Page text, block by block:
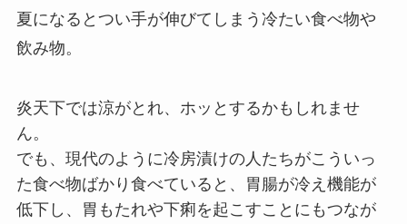
夏になるとつい手が伸びてしまう冷たい食べ物や
飲み物。
炎天下では涼がとれ、ホッとするかもしれませ
ん。
でも、現代のように冷房漬けの人たちがこういっ
た食べ物ばかり食べていると、胃腸が冷え機能が
低下し、胃もたれや下痢を起こすことにもつなが